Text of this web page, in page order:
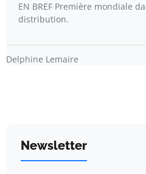
EN BREF Première mondiale
distribution.
Delphine Lemaire
Newsletter